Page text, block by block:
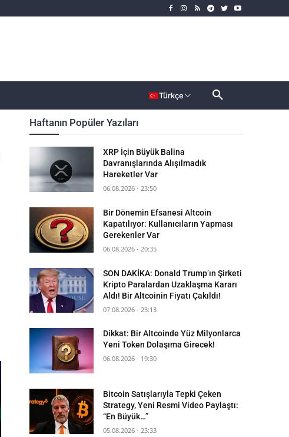
Türkçe
Haftanın Popüler Yazıları
XRP İçin Büyük Balina
Davranışlarında Alışılmadık
Hareketler Var
06.08.2026 - 23:50
Bir Dönemin Efsanesi Altcoin
Kapatılıyor: Kullanıcıların Yapması
Gerekenler Var
06.08.2026 - 20:35
SON DAKİKA: Donald Trump’ın Şirketi
Kripto Paralardan Uzaklaşma Kararı
Aldı! Bir Altcoinin Fiyatı Çakıldı!
07.08.2026 - 23:13
Dikkat: Bir Altcoinde Yüz Milyonlarca
Yeni Token Dolaşıma Girecek!
06.08.2026 - 19:30
Bitcoin Satışlarıyla Tepki Çeken
Strategy, Yeni Resmi Video Paylaştı:
“En Büyük…”
05.08.2026 - 23:33